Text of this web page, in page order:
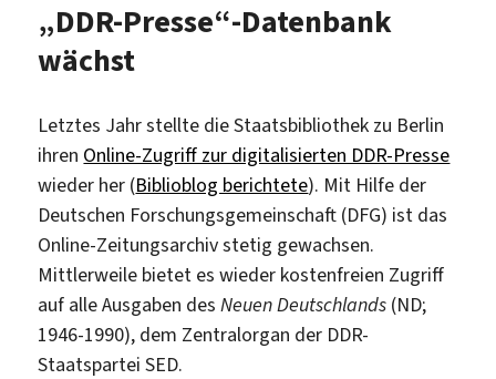
„DDR-Presse“-Datenbank
wächst
Letztes Jahr stellte die Staatsbibliothek zu Berlin
ihren Online-Zugriff zur digitalisierten DDR-Presse
wieder her (Biblioblog berichtete). Mit Hilfe der
Deutschen Forschungsgemeinschaft (DFG) ist das
Online-Zeitungsarchiv stetig gewachsen.
Mittlerweile bietet es wieder kostenfreien Zugriff
auf alle Ausgaben desNeuen Deutschlands (ND;
1946-1990), dem Zentralorgan der DDR-
Staatspartei SED.